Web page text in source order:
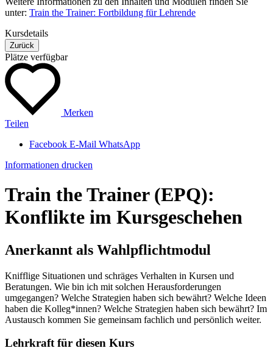
unter: Train the Trainer: Fortbildung für Lehrende
Kursdetails
Zurück
Plätze verfügbar
Merken
Teilen
Facebook E-Mail WhatsApp
Informationen drucken
Train the Trainer (EPQ):
Konflikte im Kursgeschehen
Anerkannt als Wahlpflichtmodul
Knifflige Situationen und schräges Verhalten in Kursen und
Beratungen. Wie bin ich mit solchen Herausforderungen
umgegangen? Welche Strategien haben sich bewährt? Welche Ideen
haben die Kolleg*innen? Welche Strategien haben sich bewährt? Im
Austausch kommen Sie gemeinsam fachlich und persönlich weiter.
Lehrkraft für diesen Kurs